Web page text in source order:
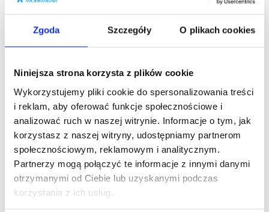
Zgoda Szczegóły O plikach cookies
Niniejsza strona korzysta z plików cookie
Wykorzystujemy pliki cookie do spersonalizowania treści
i reklam, aby oferować funkcje społecznościowe i
analizować ruch w naszej witrynie. Informacje o tym, jak
korzystasz z naszej witryny, udostępniamy partnerom
społecznościowym, reklamowym i analitycznym.
Partnerzy mogą połączyć te informacje z innymi danymi
otrzymanymi od Ciebie lub uzyskanymi podczas
korzystania z ich usług.
%
Podobne produkty